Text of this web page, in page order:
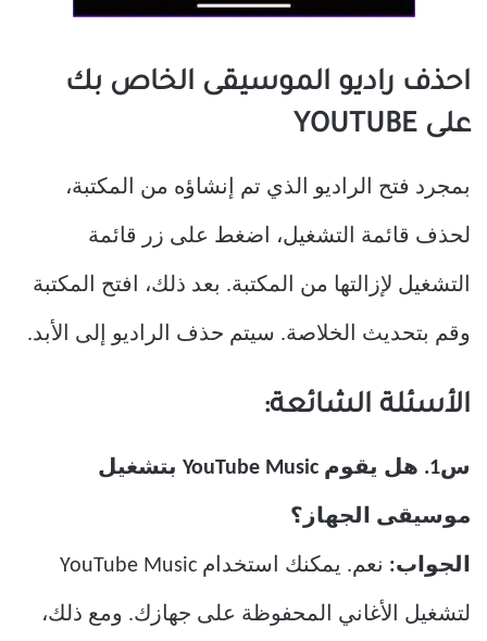
احذف راديو الموسيقى الخاص بك
على YOUTUBE
بمجرد فتح الراديو الذي تم إنشاؤه من المكتبة،
لحذف قائمة التشغيل، اضغط على زر قائمة
التشغيل لإزالتها من المكتبة. بعد ذلك، افتح المكتبة
وقم بتحديث الخلاصة. سيتم حذف الراديو إلى الأبد.
الأسئلة الشائعة:
س1. هل يقوم YouTube Music بتشغيل
موسيقى الجهاز؟
الجواب: نعم. يمكنك استخدام YouTube Music
لتشغيل الأغاني المحفوظة على جهازك. ومع ذلك،